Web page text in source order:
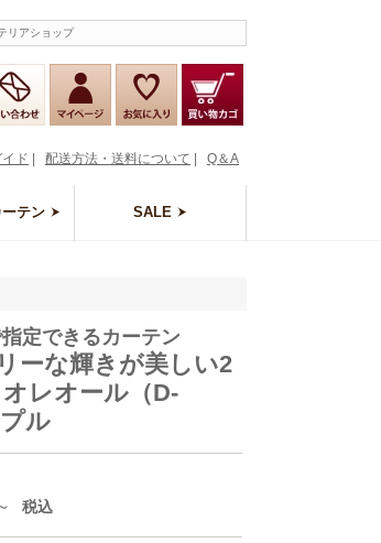
リアショップ
Q＆A
配送方法・送料について
ド
テン SALE
定できるカーテン
ーな輝きが美しい2
レオール（D-
ル
税込